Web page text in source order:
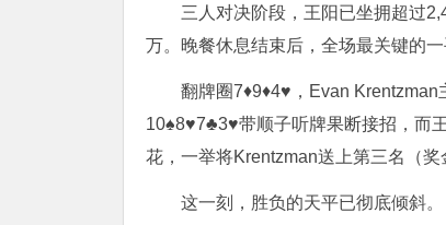
三人对决阶段，王阳已坐拥超过
万。晚餐休息结束后，全场最关键的一
翻牌圈7♦️9♦️4♥️，Evan
10♠️8♥️7♣️3♥️带顺子听牌果断接招，而
花，一举将Krentzman送上第三名（奖
这一刻，胜负的天平已彻底倾斜。